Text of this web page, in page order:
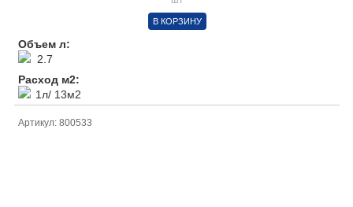
В КОРЗИНУ
Объем л:
2.7
Расход м2:
1л/ 13м2
Артикул: 800533